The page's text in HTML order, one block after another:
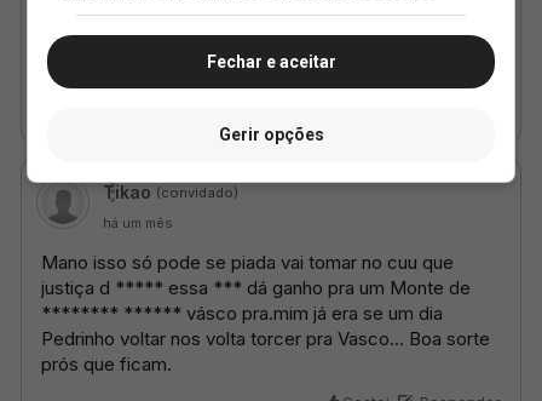
Fechar e aceitar
Gerir opções